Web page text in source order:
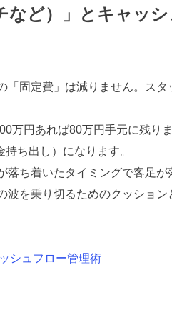
など）」とキャッシ
固定費」は減りません。スタ
万円あれば80万円手元に残り
ち出し）になります。
ち着いたタイミングで客足が
を乗り切るためのクッション
シュフロー管理術